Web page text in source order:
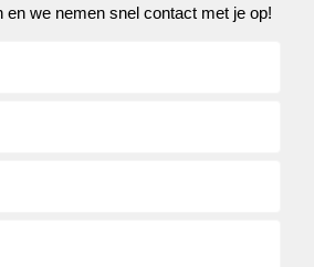
en we nemen snel contact met je op!